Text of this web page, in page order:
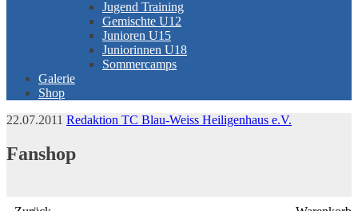
Jugend Training
Gemischte U12
Junioren U15
Juniorinnen U18
Sommercamps
Galerie
Shop
22.07.2011 Redaktion TC Blau-Weiss Heiligenhaus e.V.
Fanshop